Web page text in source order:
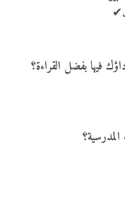
فيها بفضل القراءة؟